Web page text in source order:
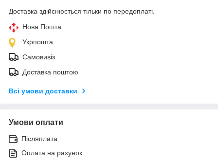
Доставка здійснюється тільки по передоплаті.
Нова Пошта
Укрпошта
Самовивіз
Доставка поштою
Всі умови доставки
Умови оплати
Післяплата
Оплата на рахунок